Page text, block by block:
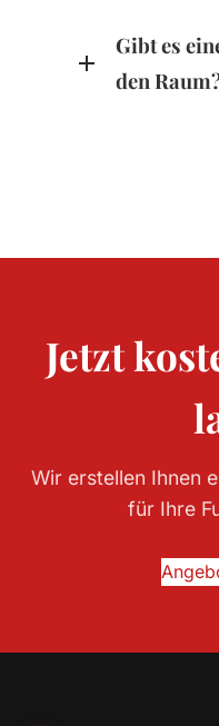
Gibt es
den
Jetzt
Wir erstellen Ihnen
für Ihre